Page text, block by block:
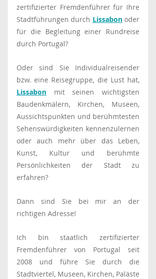
zertifizierter Fremdenführer für Ihre
Stadtführungen durch Lissabon oder
für die Begleitung einer Rundreise
durch Portugal?
Oder sind Sie Individualreisender
Lissabon mit seinen wichtigsten
Baudenkmälern, Kirchen, Museen,
Aussichtspunkten und berühmtesten
Sehenswürdigkeiten kennenzulernen
oder auch mehr über das Leben,
Kunst, Kultur und berühmte
Persönlichkeiten der Stadt zu
erfahren?
Dann sind Sie bei mir an der
richtigen Adresse!
Ich bin staatlich zertifizierter
Fremdenführer von Portugal seit
2008 und führe Sie durch die
Stadtviertel, Museen, Kirchen, Paläste